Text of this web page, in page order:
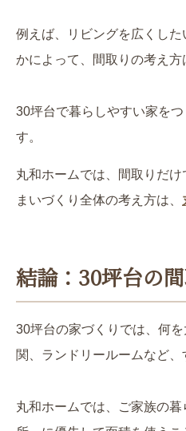
例えば、リビングを広くし
かによって、間取りの考え方
30坪台で暮らしやすい家を
す。
丸和ホームでは、間取りだ
まいづくり全体の考え方は、
結論：30坪台の
30坪台の家づくりでは、何
関、ランドリールームなど
丸和ホームでは、ご家族の